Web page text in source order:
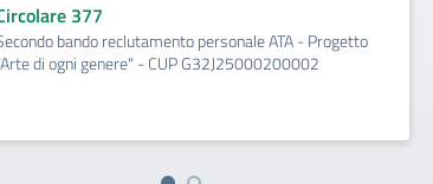
377
bando reclutamento personale ATA - Progetto
di ogni genere" - CUP G32J25000200002